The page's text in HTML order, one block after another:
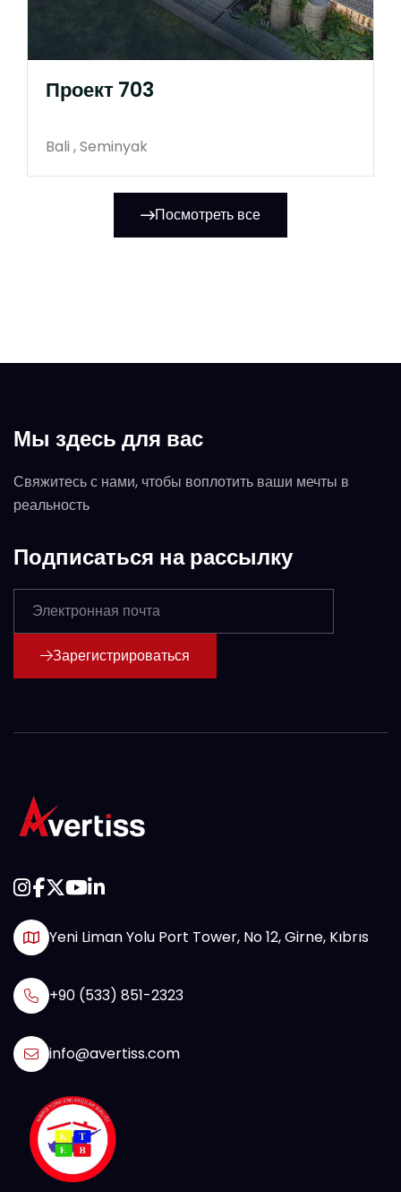
Проект 703
Bali , Seminyak
Посмотреть все
Мы здесь для вас
Свяжитесь с нами, чтобы воплотить ваши мечты в
реальность
Подписаться на рассылку
Зарегистрироваться
Yeni Liman Yolu Port Tower, No 12, Girne, Kıbrıs
+90 (533) 851-2323
info@avertiss.com